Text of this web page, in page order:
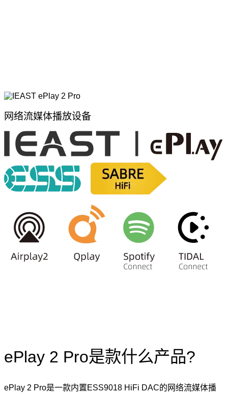
网络流媒体播放设备
ePlay 2 Pro是款什么产品?
ePlay 2 Pro是一款内置ESS9018 HiFi DAC的网络流媒体播